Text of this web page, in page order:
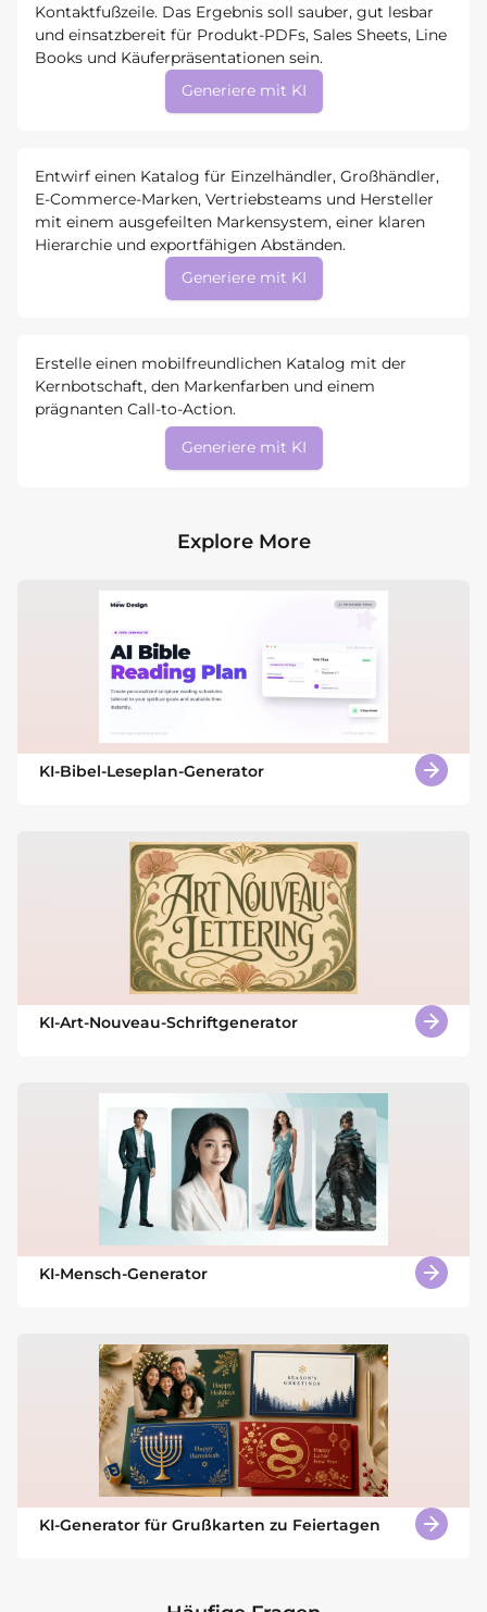
Kontaktfußzeile. Das Ergebnis soll sauber, gut lesbar
und einsatzbereit für Produkt-PDFs, Sales Sheets, Line
Books und Käuferpräsentationen sein.
Generiere mit KI
Entwirf einen Katalog für Einzelhändler, Großhändler,
E-Commerce-Marken, Vertriebsteams und Hersteller
mit einem ausgefeilten Markensystem, einer klaren
Hierarchie und exportfähigen Abständen.
Generiere mit KI
Erstelle einen mobilfreundlichen Katalog mit der
Kernbotschaft, den Markenfarben und einem
prägnanten Call-to-Action.
Generiere mit KI
Explore More
KI-Bibel-Leseplan-Generator
KI-Art-Nouveau-Schriftgenerator
KI-Mensch-Generator
KI-Generator für Grußkarten zu Feiertagen